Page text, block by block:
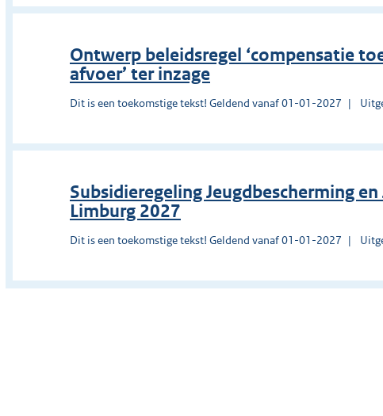
Ontwerp beleidsregel ‘compensatie
afvoer’ ter inzage
Dit is een toekomstige tekst! Geldend vanaf 01-01-2027
Subsidieregeling Jeugdbescherming
Limburg 2027
Dit is een toekomstige tekst! Geldend vanaf 01-01-2027